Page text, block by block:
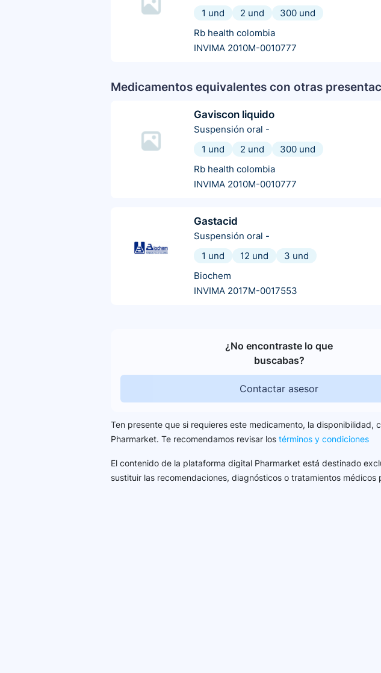
1 und
2 und
300 und
Rb health colombia
INVIMA 2010M-0010777
Medicamentos equivalentes con otras
Gaviscon liquido
Suspensión oral -
1 und
2 und
300 und
Rb health colombia
INVIMA 2010M-0010777
Gastacid
Suspensión oral -
1 und
12 und
3 und
Biochem
INVIMA 2017M-0017553
¿No encontraste lo que
buscabas?
Contactar asesor
Ten presente que si requieres este medicamento, la
Pharmarket. Te recomendamos revisar los términos y condiciones
El contenido de la plataforma digital Pharmarket está destinado
sustituir las recomendaciones, diagnósticos o tratamientos médicos